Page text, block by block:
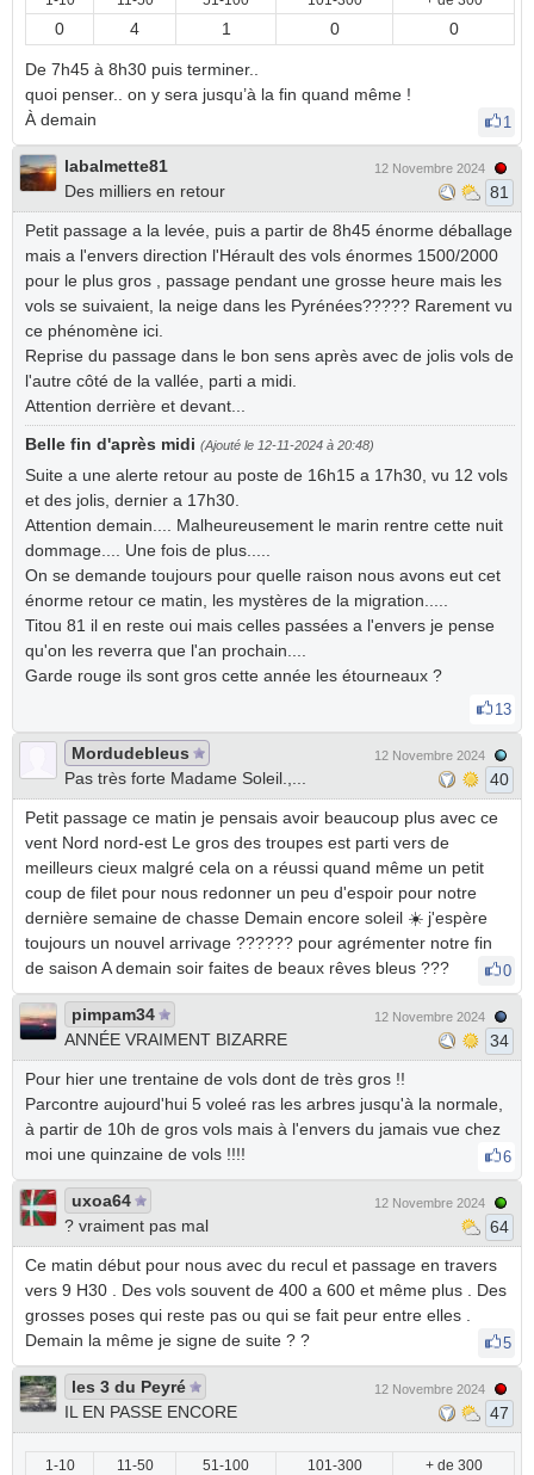
0 4 1 0 0
De 7h45 à 8h30 puis terminer..
quoi penser.. on y sera jusqu’à la fin quand même !
À demain
1
labalmette81
Des milliers en retour
12 Novembre 2024
81
Petit passage a la levée, puis a partir de 8h45 énorme déballage
mais a l'envers direction l'Hérault des vols énormes 1500/2000
pour le plus gros , passage pendant une grosse heure mais les
vols se suivaient, la neige dans les Pyrénées????? Rarement vu
ce phénomène ici.
Reprise du passage dans le bon sens après avec de jolis vols de
l'autre côté de la vallée, parti a midi.
Attention derrière et devant...
Belle fin d'après midi (Ajouté le 12-11-2024 à 20:48)
Suite a une alerte retour au poste de 16h15 a 17h30, vu 12 vols
et des jolis, dernier a 17h30.
Attention demain.... Malheureusement le marin rentre cette nuit
dommage.... Une fois de plus.....
On se demande toujours pour quelle raison nous avons eut cet
énorme retour ce matin, les mystères de la migration.....
Titou 81 il en reste oui mais celles passées a l'envers je pense
qu'on les reverra que l'an prochain....
Garde rouge ils sont gros cette année les étourneaux ?
13
Mordudebleus
Pas très forte Madame Soleil.,...
12 Novembre 2024
40
Petit passage ce matin je pensais avoir beaucoup plus avec ce
vent Nord nord-est Le gros des troupes est parti vers de
meilleurs cieux malgré cela on a réussi quand même un petit
coup de filet pour nous redonner un peu d'espoir pour notre
dernière semaine de chasse Demain encore soleil ☀️ j'espère
toujours un nouvel arrivage ?️?️?️?️?️?️ pour agrémenter notre fin
de saison A demain soir faites de beaux rêves bleus ???
0
pimpam34
ANNÉE VRAIMENT BIZARRE
12 Novembre 2024
34
Pour hier une trentaine de vols dont de très gros !!
Parcontre aujourd'hui 5 voleé ras les arbres jusqu'à la normale,
à partir de 10h de gros vols mais à l'envers du jamais vue chez
moi une quinzaine de vols !!!!
6
uxoa64
? vraiment pas mal
12 Novembre 2024
64
Ce matin début pour nous avec du recul et passage en travers
vers 9 H30 . Des vols souvent de 400 a 600 et même plus . Des
grosses poses qui reste pas ou qui se fait peur entre elles .
Demain la même je signe de suite ? ?
5
les 3 du Peyré
IL EN PASSE ENCORE
12 Novembre 2024
47
1-10 11-50 51-100 101-300 + de 300